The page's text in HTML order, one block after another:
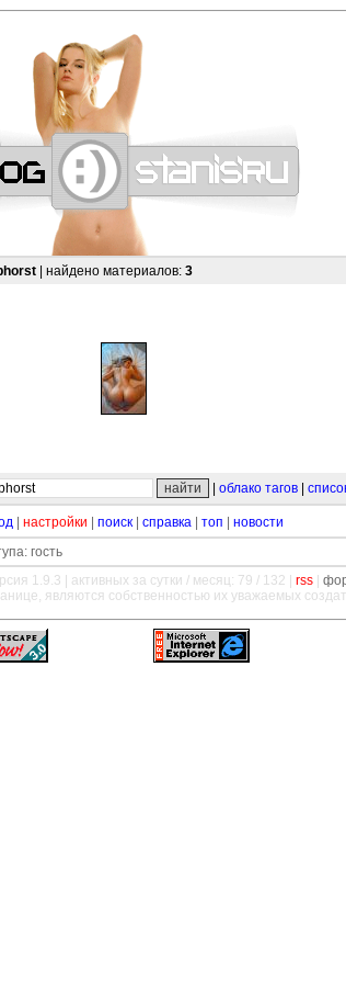
———————————————————
| найдено материалов: 3
облако тагов
настройки поиск справка топ новости
гость
1.9.3 | активных за сутки / месяц: 79 / 132 | rss
являются собственностью их уважаемых
———————————————————